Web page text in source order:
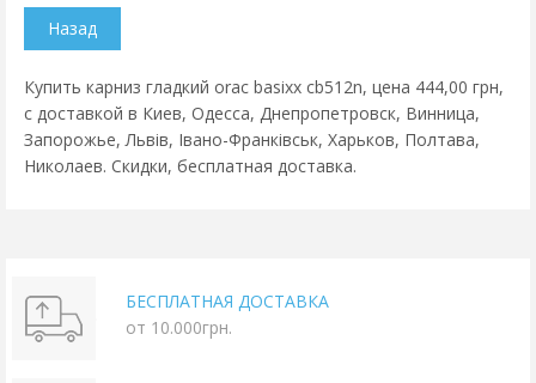
Купить карниз гладкий orac basixx cb512n, цена 444,00 грн,
с доставкой в Киев, Одесса, Днепропетровск, Винница,
Запорожье, Львів, Івано-Франківськ, Харьков, Полтава,
Николаев. Скидки, бесплатная доставка.
БЕСПЛАТНАЯ ДОСТАВКА
от 10.000грн.